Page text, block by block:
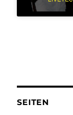
SEITEN